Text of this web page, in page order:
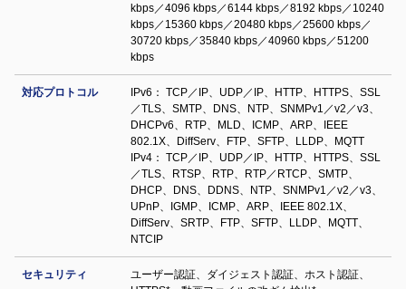
kbps／4096 kbps／6144 kbps／8192 kbps／10240
kbps／15360 kbps／20480 kbps／25600 kbps／
30720 kbps／35840 kbps／40960 kbps／51200
kbps
対応プロトコル
IPv6： TCP／IP、UDP／IP、HTTP、HTTPS、SSL
／TLS、SMTP、DNS、NTP、SNMPv1／v2／v3、
DHCPv6、RTP、MLD、ICMP、ARP、IEEE
802.1X、DiffServ、FTP、SFTP、LLDP、MQTT
IPv4： TCP／IP、UDP／IP、HTTP、HTTPS、SSL
／TLS、RTSP、RTP、RTP／RTCP、SMTP、
DHCP、DNS、DDNS、NTP、SNMPv1／v2／v3、
UPnP、IGMP、ICMP、ARP、IEEE 802.1X、
DiffServ、SRTP、FTP、SFTP、LLDP、MQTT、
NTCIP
セキュリティ
ユーザー認証、ダイジェスト認証、ホスト認証、